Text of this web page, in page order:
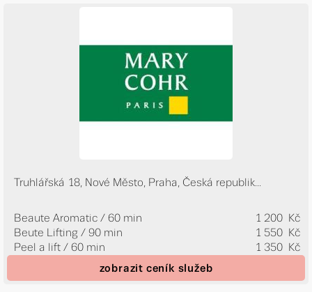
Truhlářská 18, Nové Město, Praha, Česká republik...
Beaute Aromatic / 60 min
1 200 Kč
Beute Lifting / 90 min
1 550 Kč
Peel a lift / 60 min
1 350 Kč
zobrazit ceník služeb